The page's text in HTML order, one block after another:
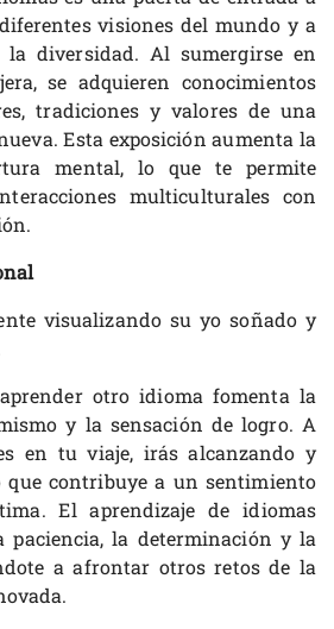
visiones del mundo y a
la diversidad. Al sumergirse en
se adquieren conocimientos
tradiciones y valores de una
Esta exposición aumenta la
mental, lo que te permite
multiculturales con
visualizando su yo soñado y
otro idioma fomenta la
y la sensación de logro. A
en tu viaje, irás alcanzando y
que contribuye a un sentimiento
El aprendizaje de idiomas
paciencia, la determinación y la
a afrontar otros retos de la